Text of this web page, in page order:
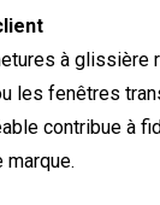
à glissière
les fenêtres
contribue à